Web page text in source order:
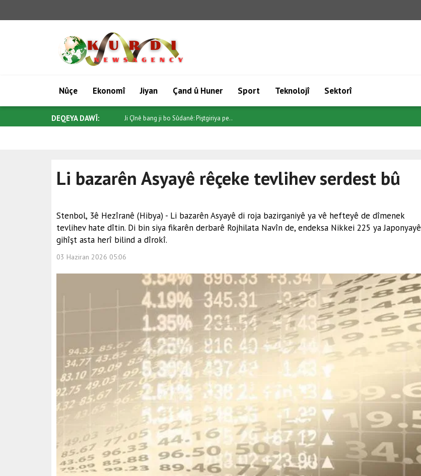
Nûçe Ekonomî Jiyan Çand û Huner Sport Teknolojî Sektorî
DEQEYA DAWÎ: Trump ji Senatoyê re bang kir ku "Protec..
Li bazarên Asyayê rêçeke tevlihev serdest bû
Stenbol, 3ê Hezîranê (Hibya) - Li bazarên Asyayê di roja bazirganiyê ya vê hefteyê de dîmenek
tevlihev hate dîtin. Di bin siya fikarên derbarê Rojhilata Navîn de, endeksa Nikkei 225 ya Japonyayê
gihîşt asta herî bilind a dîrokî.
03 Haziran 2026 05:06